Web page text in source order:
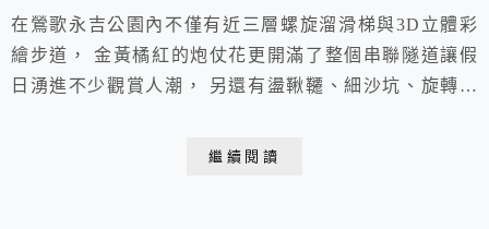
在鶯歌永吉公園內不僅有近三層螺旋溜滑梯與3D立體彩
繪步道， 金黃橘紅的炮仗花更開滿了整個串聯隧道讓假
日湧進不少觀賞人潮， 另還有盪鞦韆、細沙坑、旋轉盤
繼續閱讀